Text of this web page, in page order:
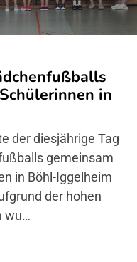
in
der diesjährige Tag
gemeinsam
in Böhl-Iggelheim
der hohen
wu…